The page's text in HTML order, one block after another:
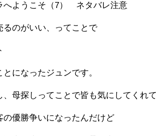
へようこそ（7） ネタバレ注意
のがいい、ってことで
になったジュンです。
、母探しってことで皆も気にしてくれ
の優勝争いになったんだけど